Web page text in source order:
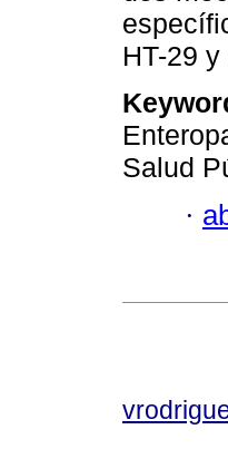
HT-29
Salud
·